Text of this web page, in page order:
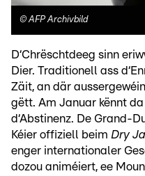
©AFP Archivbild
D‘Chrëschtdeeg sinn
Dier. Traditionell ass
Zäit, an där
gëtt. Am Januar kënnt
d‘Abstinenz. De Grand-
Kéier offiziell beim Dry
enger internationaler
dozou animéiert, ee